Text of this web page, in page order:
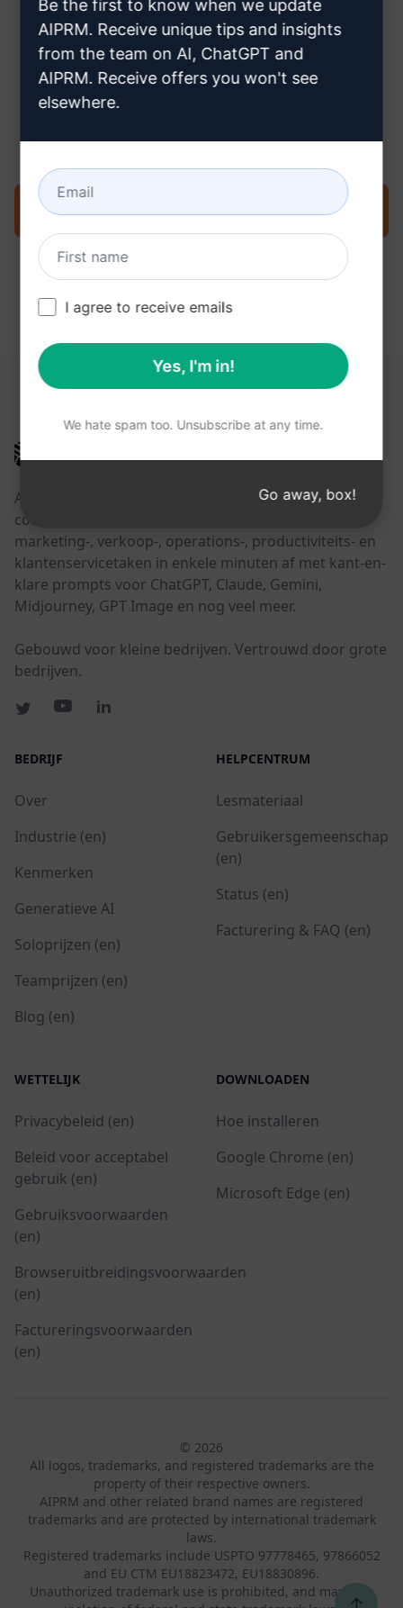
Stap 3: Gebruik de prompt in je
Probeer de prompt nu op ChatGPT
DEZE LINKS KUNNEN NUTTIG ZIJN
AIPRM
AIPRM is een tool voor promptbeheer en een
community-gedreven promptbibliotheek. Rond
marketing-, verkoop-, operations-, productiviteits- en
klantenservicetaken in enkele minuten af met kant-en-
klare prompts voor ChatGPT, Claude, Gemini,
Midjourney, GPT Image en nog veel meer.
Gebouwd voor kleine bedrijven. Vertrouwd door grote
bedrijven.
BEDRIJF
Over
Industrie (en)
Kenmerken
Generatieve AI
Soloprijzen (en)
Teamprijzen (en)
Blog (en)
HELPCENTRUM
Lesmateriaal
Gebruikersgemeenschap
(en)
Status (en)
Facturering & FAQ (en)
WETTELIJK
Privacybeleid (en)
Beleid voor acceptabel
gebruik (en)
Gebruiksvoorwaarden
(en)
Browseruitbreidingsvoorwaarden
(en)
Factureringsvoorwaarden
(en)
DOWNLOADEN
Hoe installeren
Google Chrome (en)
Microsoft Edge (en)
© 2026
All logos, trademarks, and registered trademarks are the
property of their respective owners.
AIPRM and other related brand names are registered
trademarks and are protected by international trademark
laws.
Registered trademarks include USPTO 97778465, 97866052
and EU CTM EU18823472, EU18830896.
Unauthorized trademark use is prohibited, and may be a
Be the first to know when we update
AIPRM. Receive unique tips and insights
from the team on AI, ChatGPT and
AIPRM. Receive offers you won't see
elsewhere.
I agree to receive emails
Yes, I'm in!
We hate spam too. Unsubscribe at any time.
Go away, box!